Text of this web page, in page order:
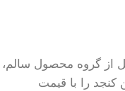
از گروه محصول سالم،
کنجد را با قیمت